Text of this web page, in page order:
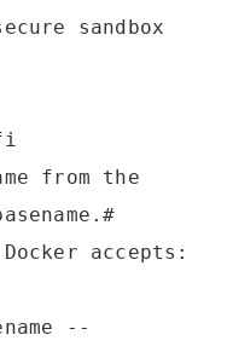
sandbox
from the
accepts:
--